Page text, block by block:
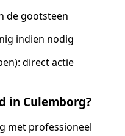
de gootsteen
indien nodig
direct actie
in Culemborg?
met professioneel